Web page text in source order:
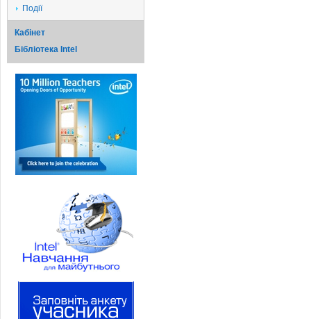
Події
Кабінет
Бібліотека Intel